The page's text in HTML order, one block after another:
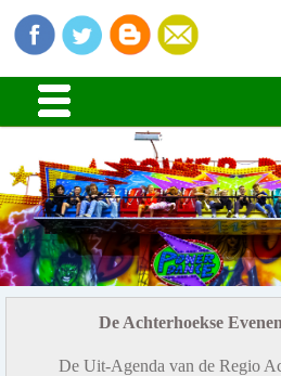
De Achterhoekse
De Uit-Agenda van de Regio